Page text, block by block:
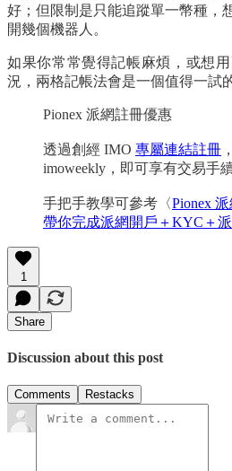
好；但限制是只能追蹤單一幣種，
開幾個機器人。
如果你常常覺得記帳麻煩，或想
況，兩格記帳法會是一個值得一試
Pionex 派網註冊優惠
透過創經 IMO 專屬連結註冊
imoweekly，即可享有交易手
手把手教學可參考〈Pionex
帶你完成派網開戶＋KYC＋
1
Share
Discussion about this post
Comments Restacks